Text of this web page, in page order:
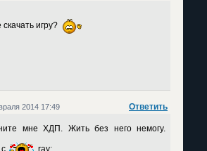
скачать игру?
Ответить
2014 17:49
мне ХДП. Жить без него немогу.
ray: